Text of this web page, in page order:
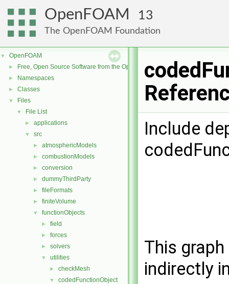
OpenFOAM 13
The OpenFOAM Foundation
▼ OpenFOAM
► Free, Open Source Software from the OpenFOAM Foundation
► Namespaces
► Classes
▼ Files
▼ File List
► applications
▼ src
► atmosphericModels
► combustionModels
► conversion
► dummyThirdParty
► fileFormats
► finiteVolume
▼ functionObjects
► field
► forces
► solvers
▼ utilities
► checkMesh
▼ codedFunctionObject
Include
This
indirectly